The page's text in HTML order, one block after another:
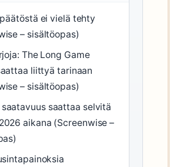
ei vielä tehty
– sisältöopas)
The Long Game
liittyä tarinaan
– sisältöopas)
saatavuus saattaa selvitä
aikana (Screenwise –